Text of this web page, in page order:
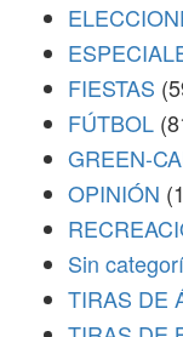
FIESTAS
FÚTBOL
GREEN-
OPINIÓN
Sin
TIRAS DE